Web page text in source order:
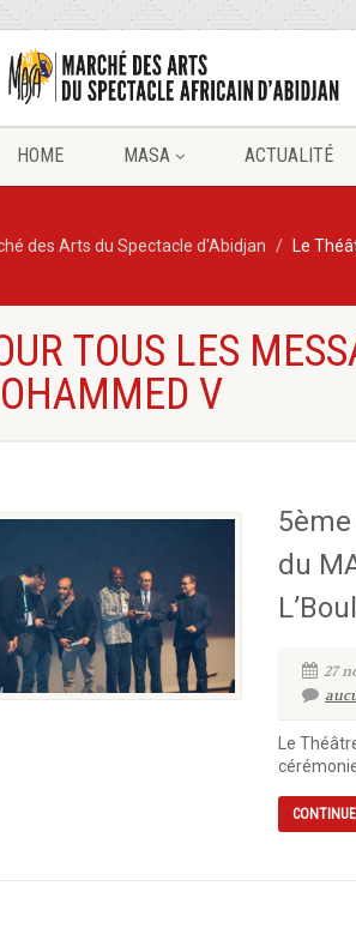
HOME MASA ACTUALITÉ
des Arts du Spectacle d'Abidjan Le
TOUS LES
V
du
27
Le